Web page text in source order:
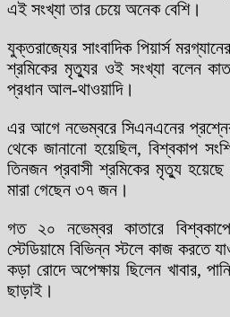
এই সংখ্যা তার চেয়ে অনেক বেশি।
যুক্তরাজ্যের সাংবাদিক পিয়ার্স
শ্রমিকের মৃত্যুর ওই সংখ্যা বলেন
প্রধান আল-থাওয়াদি।
এর আগে নভেম্বরে সিএনএনের
থেকে জানানো হয়েছিল, বিশ্বকাপ
তিনজন প্রবাসী শ্রমিকের মৃত্যু
মারা গেছেন ৩৭ জন।
গত ২০ নভেম্বর কাতারে
স্টেডিয়ামে বিভিন্ন স্টলে কাজ করতে
কড়া রোদে অপেক্ষায় ছিলেন খাবার,
ছাড়াই।